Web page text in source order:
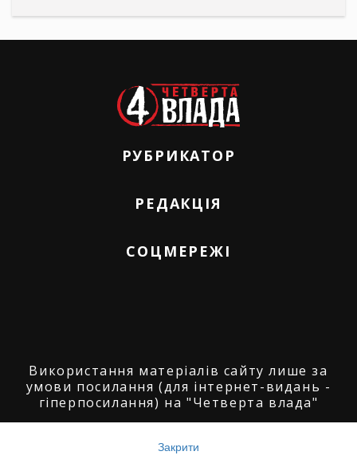
РУБРИКАТОР
РЕДАКЦІЯ
СОЦМЕРЕЖІ
Використання матеріалів сайту лише за
умови посилання (для інтернет-видань -
гіперпосилання) на "Четверта влада"
"Четверта влада": 2008-2026.
Закрити